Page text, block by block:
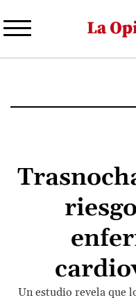
Un estudio revela que